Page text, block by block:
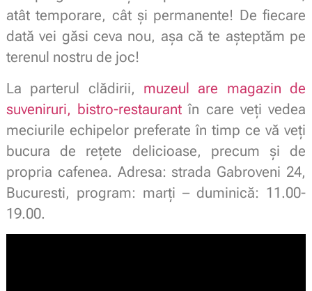
atât temporare, cât și permanente! De fiecare
dată vei găsi ceva nou, așa că te așteptăm pe
terenul nostru de joc!
La parterul clădirii, muzeul are magazin de
suveniruri, bistro-restaurant în care veți vedea
meciurile echipelor preferate în timp ce vă veți
bucura de rețete delicioase, precum și de
propria cafenea. Adresa: strada Gabroveni 24,
Bucuresti, program: marți – duminică: 11.00-
19.00.